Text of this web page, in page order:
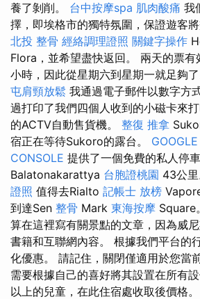
養了剝削。 台中按摩spa 肌肉酸痛 我
擇，即埃格市的獨特氛圍，保證遊客
北投 整骨 經絡調理證照 關鍵字操作
Flora，並希望盡快返回。 兩天的票
小時，因此從星期六到星期一就足夠了
屯肩頸放鬆 我通過電子郵件以數字方
過打印了我們四個人收到的小磁卡來
的ACTV自動售貨機。 整復 推拿
宿正在等待Sukoro的露台。
CONSOLE 提供了一個免費的私人停
Balatonakarattya 台胞證桃園 43公里
證照 值得去Rialto 記帳士 放榜
到達Sen 整骨 Mark 東海按摩 Square
算在這裡寫有關景點的文章，因為威
書籍和互聯網內容。 根據我們平台的
化優惠。 請記住，關閉僅適用於您當
需要根據自己的喜好將其設置在所有
以上的兒童，在此住宿處收取後價格